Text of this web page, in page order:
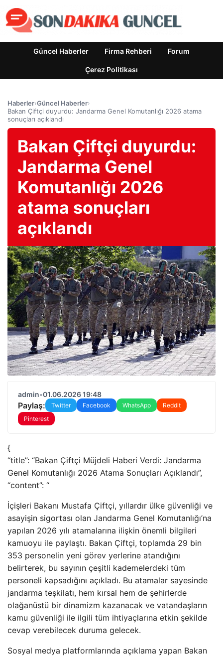
Güncel Haberler Firma Rehberi Forum
Çerez Politikası
Haberler›Güncel Haberler›
Bakan Çiftçi duyurdu: Jandarma Genel Komutanlığı 2026 atama
sonuçları açıklandı
Bakan Çiftçi duyurdu:
Jandarma Genel
Komutanlığı 2026
atama sonuçları
açıklandı
admin•01.06.2026 19:48
Paylaş: Twitter Facebook WhatsApp
Reddit
Pinterest
{
“title”: “Bakan Çiftçi Müjdeli Haberi Verdi: Jandarma
Genel Komutanlığı 2026 Atama Sonuçları Açıklandı”,
“content”: “
İçişleri Bakanı Mustafa Çiftçi, yıllardır ülke güvenliği ve
asayişin sigortası olan Jandarma Genel Komutanlığı’na
yapılan 2026 yılı atamalarına ilişkin önemli bilgileri
kamuoyu ile paylaştı. Bakan Çiftçi, toplamda 29 bin
353 personelin yeni görev yerlerine atandığını
belirterek, bu sayının çeşitli kademelerdeki tüm
personeli kapsadığını açıkladı. Bu atamalar sayesinde
jandarma teşkilatı, hem kırsal hem de şehirlerde
olağanüstü bir dinamizm kazanacak ve vatandaşların
kamu güvenliği ile ilgili tüm ihtiyaçlarına etkin şekilde
cevap verebilecek duruma gelecek.
Sosyal medya platformlarında açıklama yapan Bakan